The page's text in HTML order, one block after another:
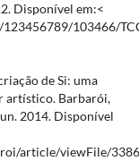
Disponível em:<
103466/
de Si: uma
artístico. Barbarói,
2014. Disponível
article/viewFile/